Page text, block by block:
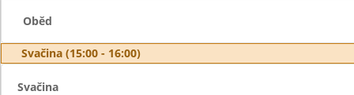
Oběd
Svačina (15:00 - 16:00)
Svačina